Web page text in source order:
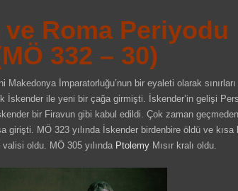
ve Roma Periyodu
332 – 30)
Makedonya İmparatorluğu’nun bir eyaleti olarak
İskender ile yeni bir çağa girmişti. İskender’in gelişi
bir Firavun gibi kabul edildi. Çok zaman
girişti. MÖ 323 yılında İskender birdenbire öldü ve kısa
valisi oldu. MÖ 305 yılında PtolemyMısır kralı oldu.